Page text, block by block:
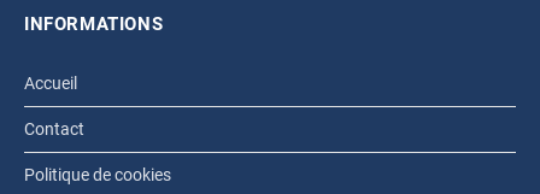
INFORMATIONS
Accueil
Contact
Politique de cookies